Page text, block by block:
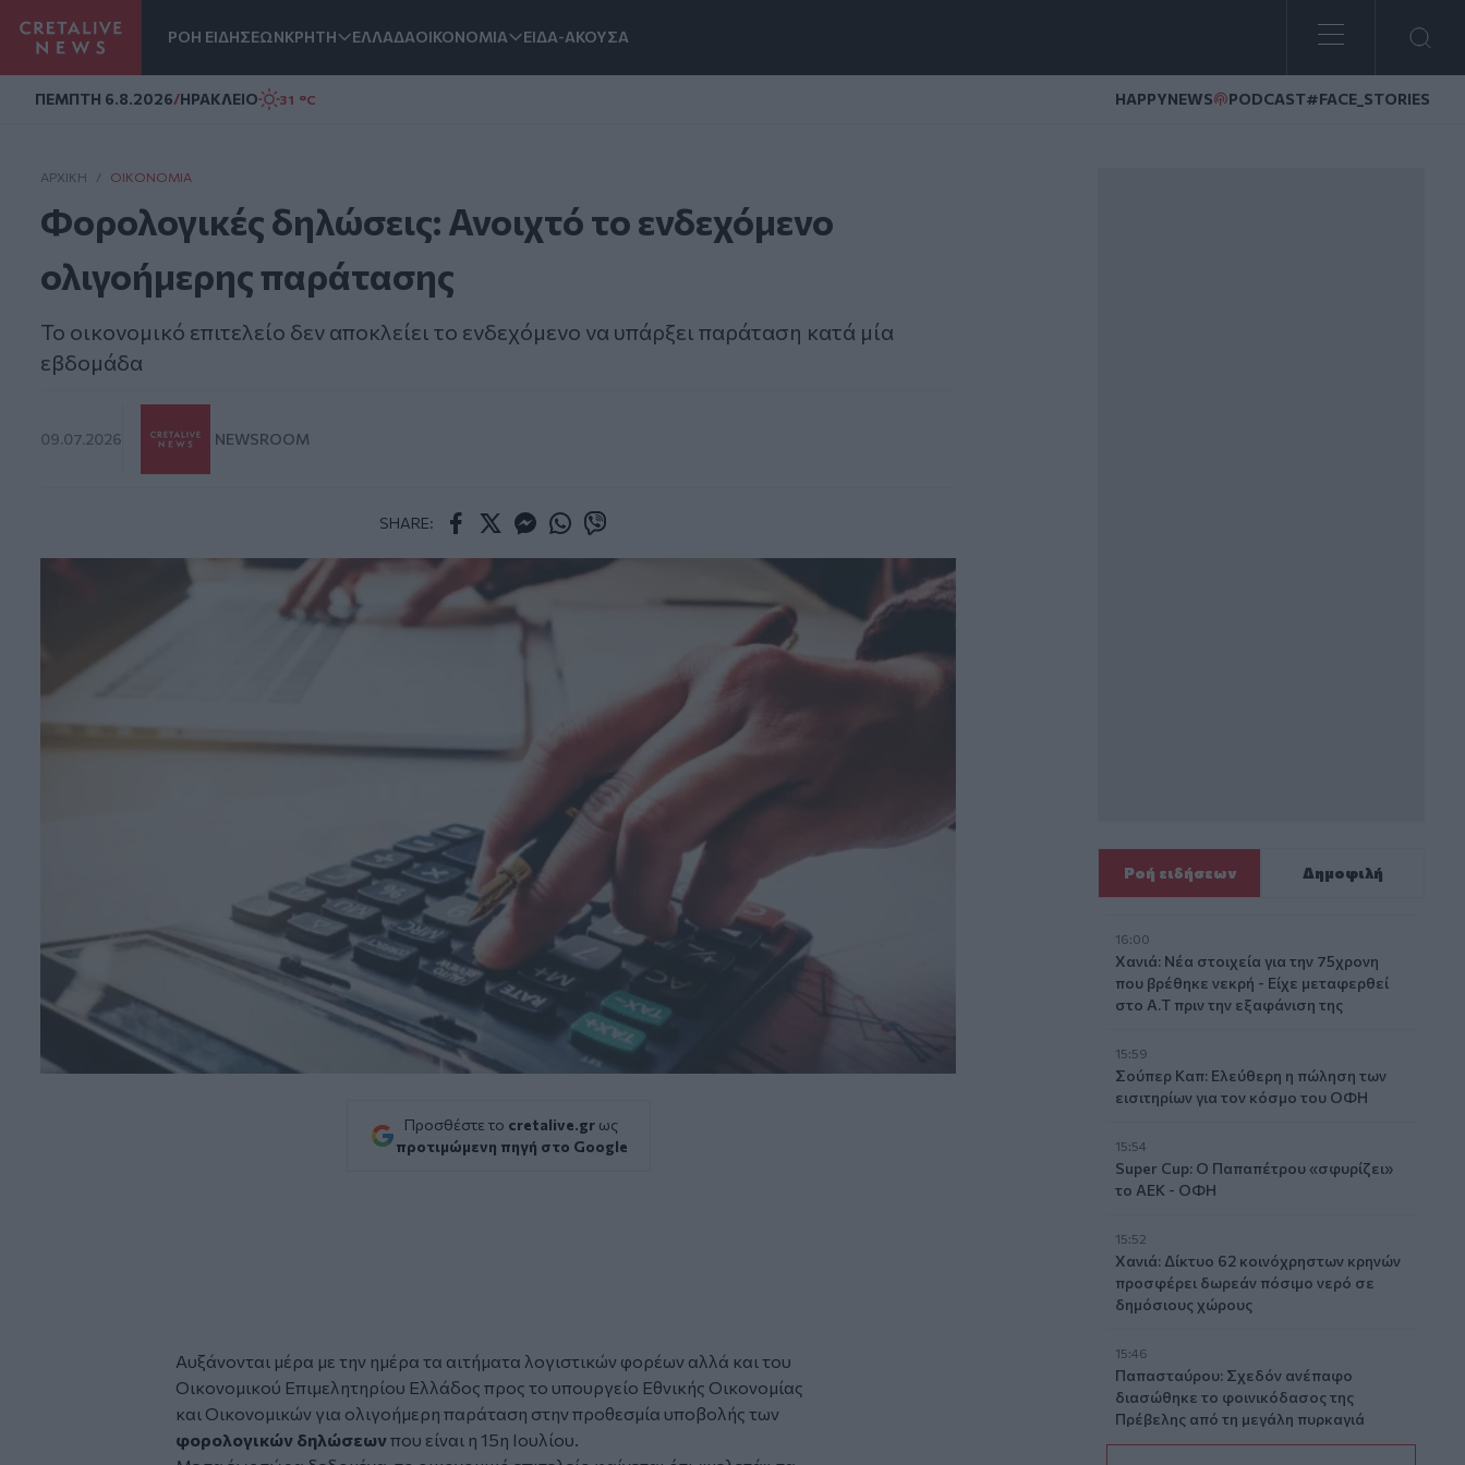
ΡΟΗ ΕΙΔΗΣΕΩΝΚΡΗΤΗ ΕΛΛΑΔΑΟΙΚΟΝΟΜΙΑ ΕΙΔΑ-ΑΚΟΥΣΑ
ΠΕΜΠΤΗ 6.8.2026/ΗΡΑΚΛΕΙΟ 31 °C HAPPYNEWS PODCAST#FACE_STORIES
ΑΡΧΙΚΗ / ΟΙΚΟΝΟΜΊΑ
Φορολογικές δηλώσεις: Ανοιχτό το ενδεχόμενο
ολιγοήμερης παράτασης
Το οικονομικό επιτελείο δεν αποκλείει το ενδεχόμενο να υπάρξει παράταση κατά μία
εβδομάδα
09.07.2026 NEWSROOM
SHARE:
Προσθέστε το cretalive.gr ως
προτιμώμενη πηγή στο Google
Αυξάνονται μέρα με την ημέρα τα αιτήματα λογιστικών φορέων αλλά και του
Οικονομικού Επιμελητηρίου Ελλάδος προς το υπουργείο Εθνικής Οικονομίας
και Οικονομικών για ολιγοήμερη παράταση στην προθεσμία υποβολής των
φορολογικών δηλώσεωνπου είναι η 15η Ιουλίου.
Ροή ειδήσεων Δημοφιλή
16:00
Χανιά: Νέα στοιχεία για την 75χρονη
που βρέθηκε νεκρή - Είχε μεταφερθεί
στο Α.Τ πριν την εξαφάνιση της
15:59
Σούπερ Καπ: Ελεύθερη η πώληση των
εισιτηρίων για τον κόσμο του ΟΦΗ
15:54
Super Cup: Ο Παπαπέτρου «σφυρίζει»
το ΑΕΚ - ΟΦΗ
15:52
Χανιά: Δίκτυο 62 κοινόχρηστων κρηνών
προσφέρει δωρεάν πόσιμο νερό σε
δημόσιους χώρους
15:46
Παπασταύρου: Σχεδόν ανέπαφο
διασώθηκε το φοινικόδασος της
Πρέβελης από τη μεγάλη πυρκαγιά